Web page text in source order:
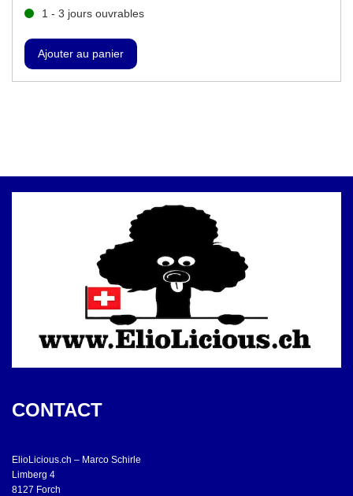
1 - 3 jours ouvrables
CONTACT
ElioLicious.ch – Marco Schirle
Limberg 4
8127 Forch